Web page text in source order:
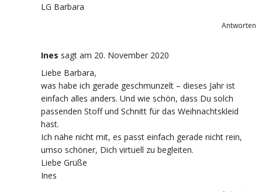
LG Barbara
Antworten
Ines sagt am 20. November 2020
Liebe Barbara,
was habe ich gerade geschmunzelt – dieses Jahr ist
einfach alles anders. Und wie schön, dass Du solch
passenden Stoff und Schnitt für das Weihnachtskleid
hast.
Ich nähe nicht mit, es passt einfach gerade nicht rein,
umso schöner, Dich virtuell zu begleiten.
Liebe Grüße
Ines